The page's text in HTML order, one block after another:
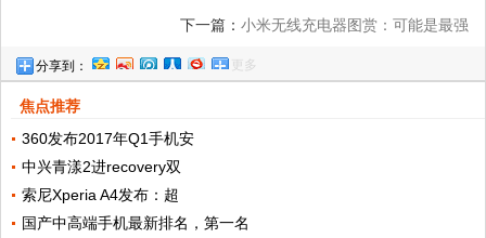
下一篇： 小米无线充电器图赏：可能是最强
分享到： 更多
焦点推荐
360发布2017年Q1手机安
中兴青漾2进recovery双
索尼Xperia A4发布：超
国产中高端手机最新排名，第一名